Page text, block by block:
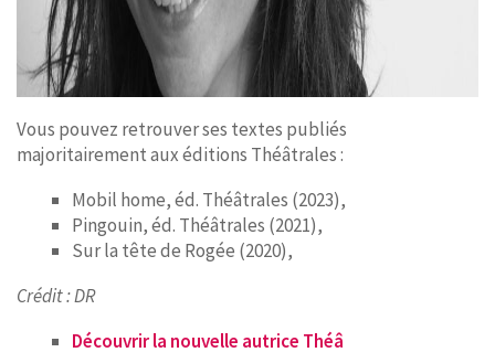
Vous pouvez retrouver ses textes publiés
majoritairement aux éditions Théâtrales :
Mobil home, éd. Théâtrales (2023),
Pingouin, éd. Théâtrales (2021),
Sur la tête de Rogée (2020),
Crédit : DR
Découvrir la nouvelle autrice Théâ